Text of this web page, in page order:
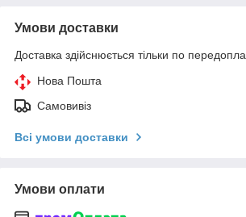
Умови доставки
Доставка здійснюється тільки по
Нова Пошта
Самовивіз
Всі умови доставки
Умови оплати